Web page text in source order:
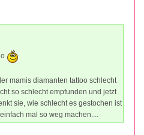
mamis diamanten tattoo schlecht
so schlecht empfunden und jetzt
sie, wie schlecht es gestochen ist
mal so weg machen....